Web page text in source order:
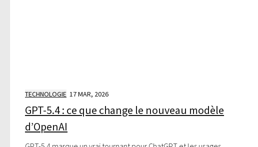
TECHNOLOGIE 17 MAR, 2026
GPT-5.4 : ce que change le nouveau modèle
d’OpenAI